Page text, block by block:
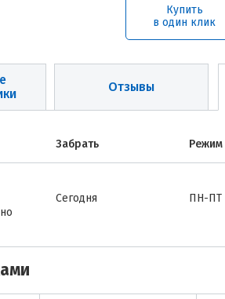
Купить
в один клик
Отзывы
Забрать
Сегодня ПН-ПТ